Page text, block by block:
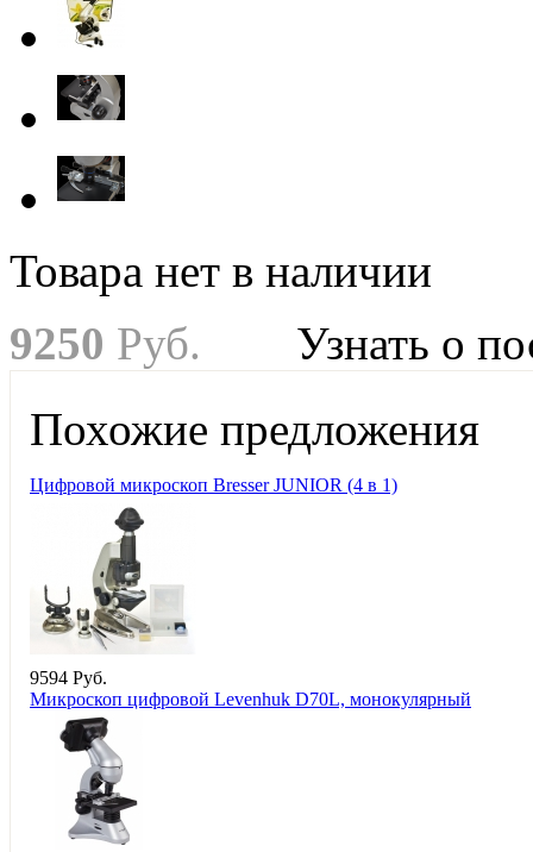
Товара нет в наличии
9250 Руб.
Узнать о
Похожие предложения
Цифровой микроскоп Bresser JUNIOR (4 в 1)
9594 Руб.
Микроскоп цифровой Levenhuk D70L, монокулярный